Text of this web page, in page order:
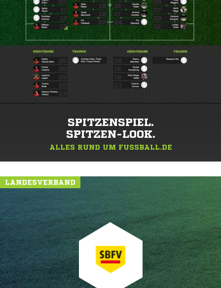
SPITZENSPIEL.
SPITZEN-LOOK.
ALLES RUND UM FUSSBALL.DE
LANDESVERBAND